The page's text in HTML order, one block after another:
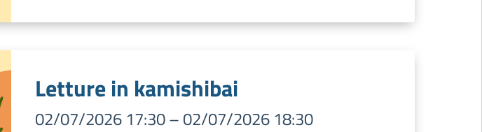
Letture in kamishibai
02/07/2026 17:30–02/07/2026 18:30